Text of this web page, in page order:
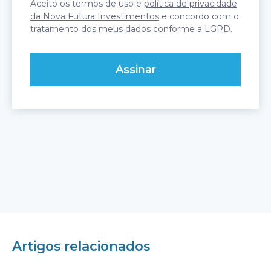
Aceito os termos de uso e política de privacidade
da Nova Futura Investimentos e concordo com o
tratamento dos meus dados conforme a LGPD.
Artigos relacionados